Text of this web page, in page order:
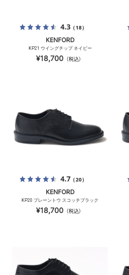
4.3（18）
KENFORD
KP21 ウイングチップ ネイビー
¥18,700 （税込）
4.7（20）
KENFORD
KP20 プレーントウ スコッチブラック
¥18,700 （税込）